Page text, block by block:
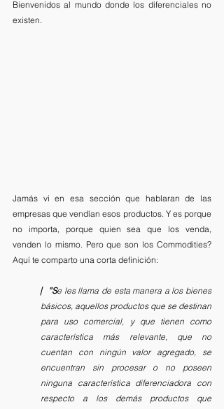
Bienvenidos al mundo donde los diferenciales no
existen.
Jamás vi en esa sección que hablaran de las
empresas que vendían esos productos. Y es porque
no importa, porque quien sea que los venda,
venden lo mismo. Pero que son los Commodities?
Aquí te comparto una corta definición:
⎸”Se les llama de esta manera a los bienes
básicos, aquellos productos que se destinan
para uso comercial, y que tienen como
característica más relevante, que no
cuentan con ningún valor agregado, se
encuentran sin procesar o no poseen
ninguna característica diferenciadora con
respecto a los demás productos que